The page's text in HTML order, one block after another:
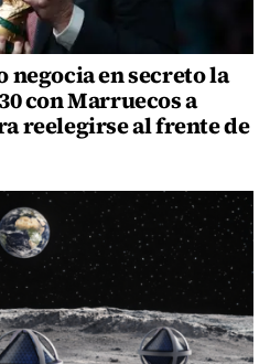
en secreto la
con Marruecos a
reelegirse al frente de